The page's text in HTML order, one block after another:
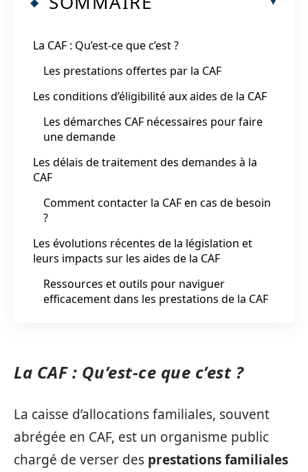
La CAF : Qu’est-ce que c’est ?
Les prestations offertes par la CAF
Les conditions d’éligibilité aux aides de la CAF
Les démarches CAF nécessaires pour faire
une demande
Les délais de traitement des demandes à la
CAF
Comment contacter la CAF en cas de besoin
?
Les évolutions récentes de la législation et
leurs impacts sur les aides de la CAF
Ressources et outils pour naviguer
efficacement dans les prestations de la CAF
La CAF : Qu’est-ce que c’est ?
La caisse d’allocations familiales, souvent
abrégée en CAF, est un organisme public
chargé de verser des prestations familiales